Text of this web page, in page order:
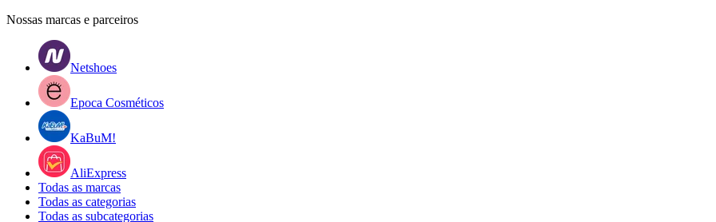
Nossas marcas e parceiros
Netshoes
Epoca Cosméticos
KaBuM!
AliExpress
Todas as marcas
Todas as categorias
Todas as subcategorias